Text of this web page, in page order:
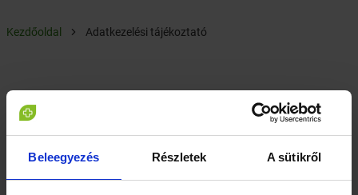
Beleegyezés Részletek A sütikről
Kezdőoldal Adatkezelési tájékoztató
Adatkezelési tájékoztató